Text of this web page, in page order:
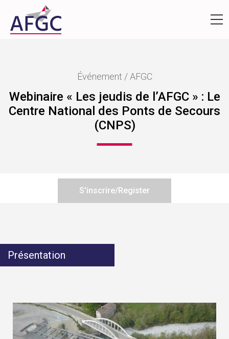
Événement / AFGC
Webinaire « Les jeudis de l’AFGC » : Le
Centre National des Ponts de Secours
(CNPS)
S'inscrire/Register
Présentation